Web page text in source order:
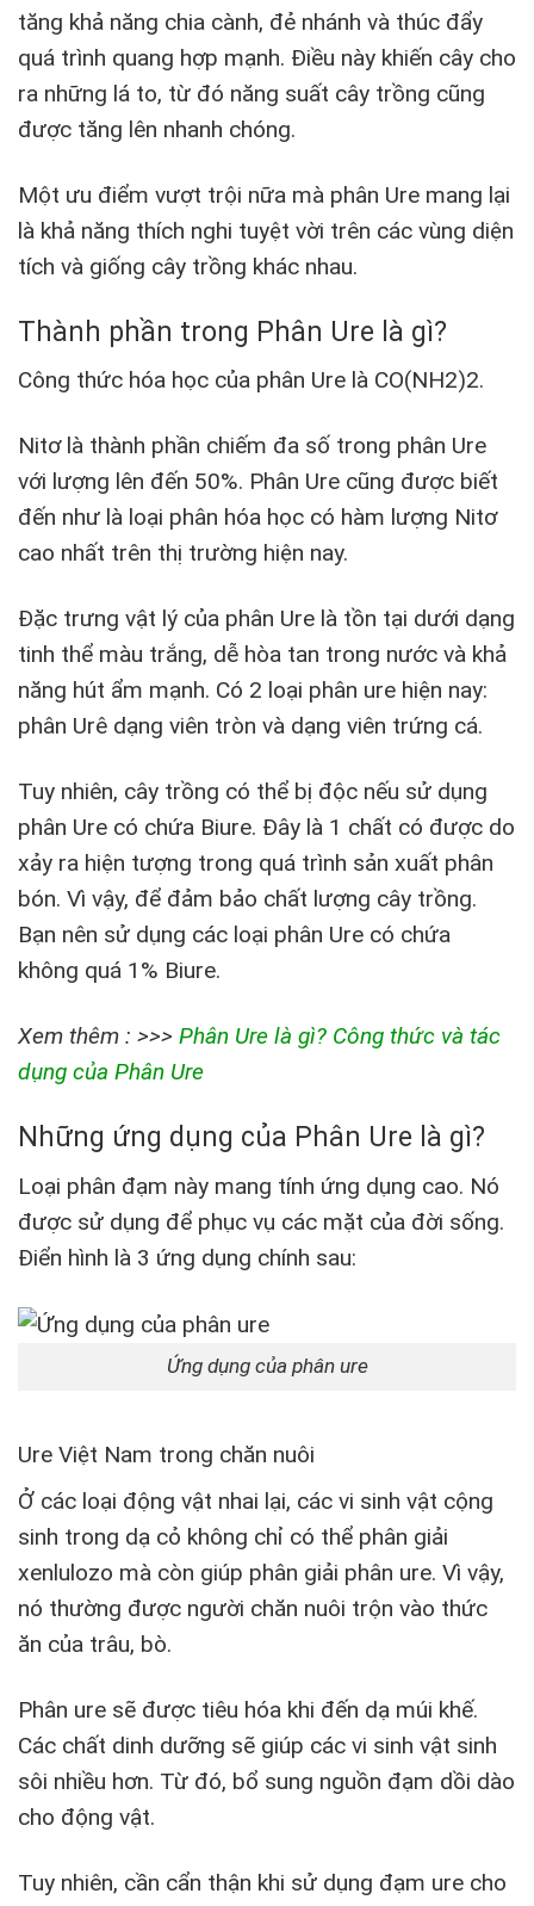
tăng khả năng chia cành, đẻ nhánh và thúc đẩy
quá trình quang hợp mạnh. Điều này khiến cây cho
ra những lá to, từ đó năng suất cây trồng cũng
được tăng lên nhanh chóng.
Một ưu điểm vượt trội nữa mà phân Ure mang lại
là khả năng thích nghi tuyệt vời trên các vùng diện
tích và giống cây trồng khác nhau.
Thành phần trong Phân Ure là gì?
Công thức hóa học của phân Ure là CO(NH2)2.
Nitơ là thành phần chiếm đa số trong phân Ure
với lượng lên đến 50%. Phân Ure cũng được biết
đến như là loại phân hóa học có hàm lượng Nitơ
cao nhất trên thị trường hiện nay.
Đặc trưng vật lý của phân Ure là tồn tại dưới dạng
tinh thể màu trắng, dễ hòa tan trong nước và khả
năng hút ẩm mạnh. Có 2 loại phân ure hiện nay:
phân Urê dạng viên tròn và dạng viên trứng cá.
Tuy nhiên, cây trồng có thể bị độc nếu sử dụng
phân Ure có chứa Biure. Đây là 1 chất có được do
xảy ra hiện tượng trong quá trình sản xuất phân
bón. Vì vậy, để đảm bảo chất lượng cây trồng.
Bạn nên sử dụng các loại phân Ure có chứa
không quá 1% Biure.
Xem thêm : >>> Phân Ure là gì? Công thức và tác
dụng của Phân Ure
Những ứng dụng của Phân Ure là gì?
Loại phân đạm này mang tính ứng dụng cao. Nó
được sử dụng để phục vụ các mặt của đời sống.
Điển hình là 3 ứng dụng chính sau:
Ứng dụng của phân ure
Ure Việt Nam trong chăn nuôi
Ở các loại động vật nhai lại, các vi sinh vật cộng
sinh trong dạ cỏ không chỉ có thể phân giải
xenlulozo mà còn giúp phân giải phân ure. Vì vậy,
nó thường được người chăn nuôi trộn vào thức
ăn của trâu, bò.
Phân ure sẽ được tiêu hóa khi đến dạ múi khế.
Các chất dinh dưỡng sẽ giúp các vi sinh vật sinh
sôi nhiều hơn. Từ đó, bổ sung nguồn đạm dồi dào
cho động vật.
Tuy nhiên, cần cẩn thận khi sử dụng đạm ure cho